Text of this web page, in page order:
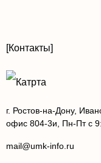
[Контакты]
г. Ростов-на-Дону,
офис 804-3и, Пн-Пт с
mail@umk-info.ru